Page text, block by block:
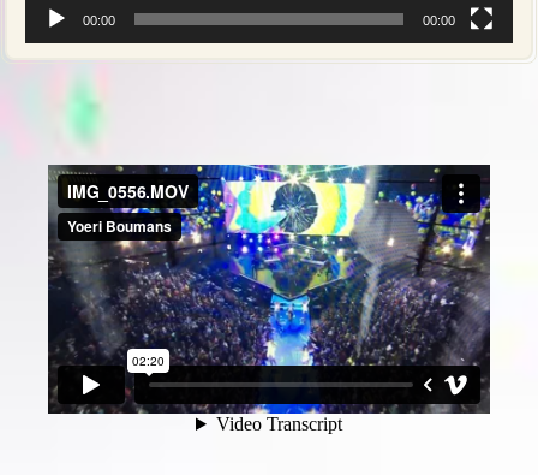
00:00 00:00